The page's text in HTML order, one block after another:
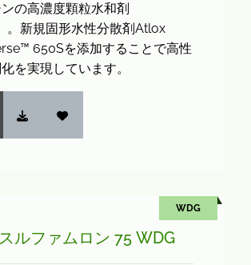
の高濃度顆粒水和剤
。新規固形水性分散剤Atlox
650Sを添加することで高性
を実現しています。
ルファムロン 75 WDG
WDG